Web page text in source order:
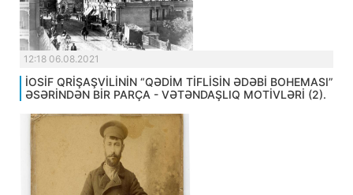
12:18 06.08.2021
İOSİF QRİŞAŞVİLİNİN “QƏDİM TİFLİSİN ƏDƏBİ BOHEMASI”
ƏSƏRİNDƏN BİR PARÇA - VƏTƏNDAŞLIQ MOTİVLƏRİ (2).